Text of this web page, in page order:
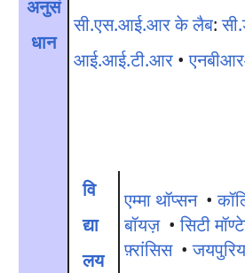
अनुसं
धान
सी.एस.आई.आर के लैब:
आई.आई.टी.आर •
वि
द्या
लय
एम्मा थॉप्सन•
बॉयज़•सिटी
फ़्रांसिस•